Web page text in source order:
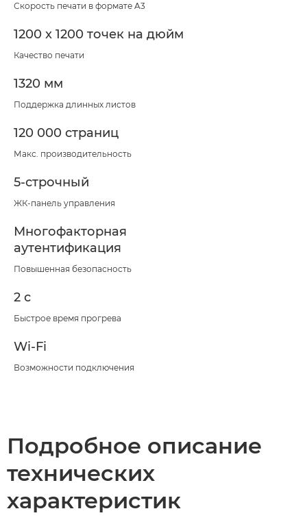
Скорость печати в формате A3
1200 x 1200 точек на дюйм
Качество печати
1320 мм
Поддержка длинных листов
120 000 страниц
Макс. производительность
5-строчный
ЖК-панель управления
Многофакторная
аутентификация
Повышенная безопасность
2 с
Быстрое время прогрева
Wi-Fi
Возможности подключения
Подробное описание
технических
характеристик